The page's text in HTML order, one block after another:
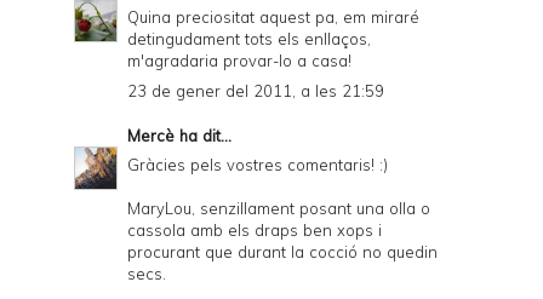
Quina preciositat aquest pa, em miraré
detingudament tots els enllaços,
m'agradaria provar-lo a casa!
23 de gener del 2011, a les 21:59
Mercè ha dit...
Gràcies pels vostres comentaris! :)
MaryLou, senzillament posant una olla o
cassola amb els draps ben xops i
procurant que durant la cocció no quedin
secs.